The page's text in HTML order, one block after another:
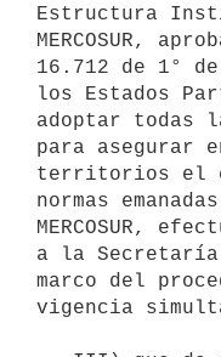
Estructura
MERCOSUR,
16.712 de 1°
los Estados
adoptar todas
para asegurar
territorios el
normas
MERCOSUR,
a la
marco del
vigencia